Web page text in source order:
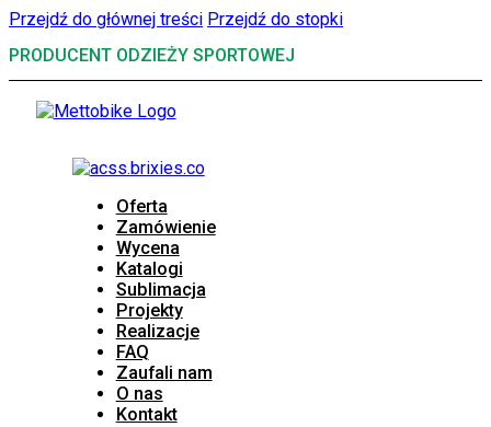
Przejdź do głównej treści Przejdź do stopki
PRODUCENT ODZIEŻY SPORTOWEJ
Oferta
Zamówienie
Wycena
Katalogi
Sublimacja
Projekty
Realizacje
FAQ
Zaufali nam
O nas
Kontakt